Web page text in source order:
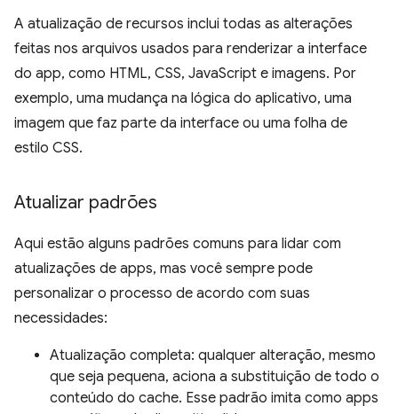
A atualização de recursos inclui todas as alterações
feitas nos arquivos usados para renderizar a interface
do app, como HTML, CSS, JavaScript e imagens. Por
exemplo, uma mudança na lógica do aplicativo, uma
imagem que faz parte da interface ou uma folha de
estilo CSS.
Atualizar padrões
Aqui estão alguns padrões comuns para lidar com
atualizações de apps, mas você sempre pode
personalizar o processo de acordo com suas
necessidades:
Atualização completa: qualquer alteração, mesmo
que seja pequena, aciona a substituição de todo o
conteúdo do cache. Esse padrão imita como apps